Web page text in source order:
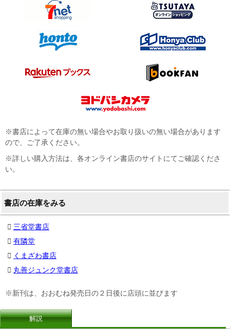
※書店によって在庫の無い場合やお取り扱いの無い場合があります
ので、ご了承ください。
※詳しい購入方法は、各オンライン書店のサイトにてご確認くださ
い。
書店の在庫をみる
三省堂書店
有隣堂
くまざわ書店
丸善ジュンク堂書店
※新刊は、おおむね発売日の２日後に店頭に並びます
解説